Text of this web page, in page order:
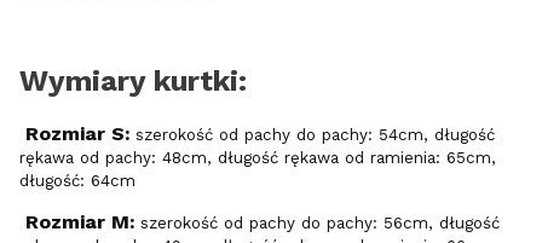
Wymiary kurtki:
Rozmiar S: szerokość od pachy do pachy: 54cm, długość
rękawa od pachy: 48cm, długość rękawa od ramienia: 65cm,
długość: 64cm
Rozmiar M: szerokość od pachy do pachy: 56cm, długość